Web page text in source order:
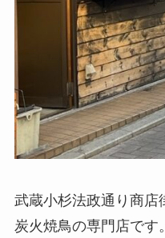
武蔵小杉法政通り商店
炭火焼鳥の専門店です